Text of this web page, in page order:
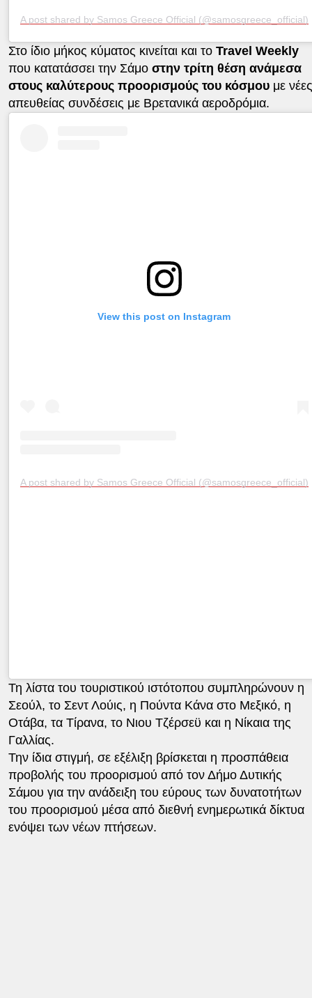
A post shared by Samos Greece Official (@samosgreece_official)
Στο ίδιο μήκος κύματος κινείται και το Travel Weekly
που κατατάσσει την Σάμο στην τρίτη θέση ανάμεσα
στους καλύτερους προορισμούς του κόσμουμε νέες
απευθείας συνδέσεις με Βρετανικά αεροδρόμια.
View this post on Instagram
A post shared by Samos Greece Official (@samosgreece_official)
Τη λίστα του τουριστικού ιστότοπου συμπληρώνουν η
Σεούλ, το Σεντ Λούις, η Πούντα Κάνα στο Μεξικό, η
Οτάβα, τα Τίρανα, το Νιου Τζέρσεϋ και η Νίκαια της
Γαλλίας.
Την ίδια στιγμή, σε εξέλιξη βρίσκεται η προσπάθεια
προβολής του προορισμού από τον Δήμο Δυτικής
Σάμου για την ανάδειξη του εύρους των δυνατοτήτων
του προορισμού μέσα από διεθνή ενημερωτικά δίκτυα
ενόψει των νέων πτήσεων.